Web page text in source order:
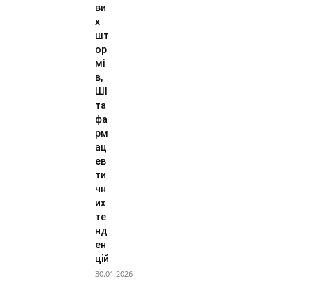
ви
х
шт
ор
мі
в,
ШІ
та
фа
рм
ац
ев
ти
чн
их
те
нд
ен
цій
30.01.2026